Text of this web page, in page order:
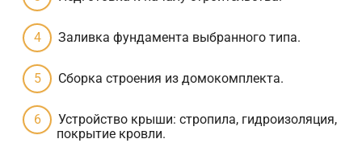
Заливка фундамента выбранного типа.
Сборка строения из домокомплекта.
Устройство крыши: стропила, гидроизоляция,
покрытие кровли.